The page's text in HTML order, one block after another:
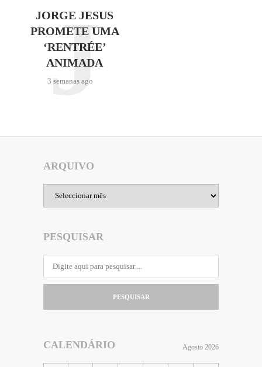
JORGE JESUS
PROMETE UMA
‘RENTRÉE’
ANIMADA
3 semanas ago
J
ARQUIVO
PESQUISAR
PESQUISAR
CALENDÁRIO Agosto 2026